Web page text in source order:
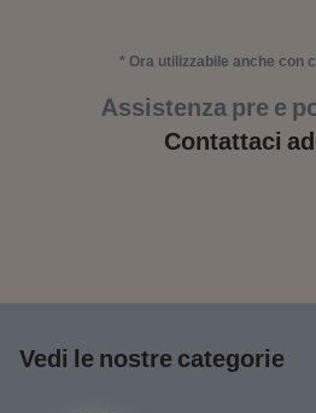
* Ora utilizzabile anche con
Assistenza pre e
Contattaci
Vedi le nostre categorie